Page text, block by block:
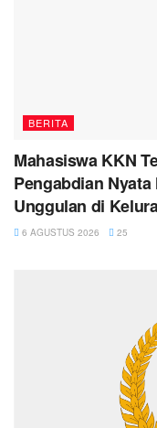
BERITA
Mahasiswa KKN
Pengabdian
Unggulan di
6 AGUSTUS 2026 25